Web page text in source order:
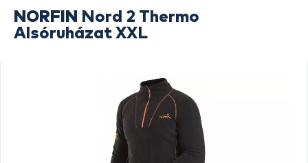
NORFIN
Nord 2 Thermo
Alsóruházat XXL